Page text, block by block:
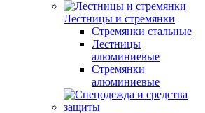
Лестницы и стремянки
Стремянки стальные
Лестницы
алюминиевые
Стремянки
алюминиевые